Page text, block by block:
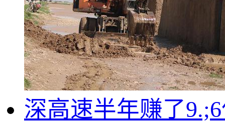
深高速半年赚了